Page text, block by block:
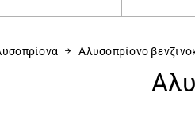
Αλυσοπρίονο